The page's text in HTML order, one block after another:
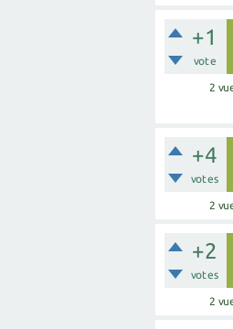
+1
vote
2
+4
votes
2
+2
votes
2